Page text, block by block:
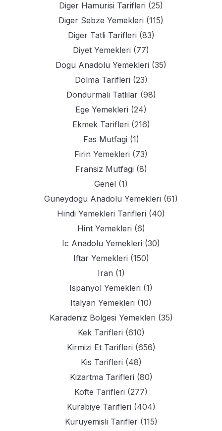
Diger Hamurisi Tarifleri (25)
Diger Sebze Yemekleri (115)
Diger Tatli Tarifleri (83)
Diyet Yemekleri (77)
Dogu Anadolu Yemekleri (35)
Dolma Tarifleri (23)
Dondurmali Tatlilar(98)
Ege Yemekleri (24)
Ekmek Tarifleri (216)
Fas Mutfagi (1)
Firin Yemekleri (73)
Fransiz Mutfagi (8)
Genel (1)
Guneydogu Anadolu Yemekleri (61)
Hindi Yemekleri Tarifleri (40)
Hint Yemekleri (6)
Ic Anadolu Yemekleri (30)
Iftar Yemekleri (150)
Iran (1)
Ispanyol Yemekleri (1)
Italyan Yemekleri (10)
Karadeniz Bolgesi Yemekleri (35)
Kek Tarifleri (610)
Kirmizi Et Tarifleri (656)
Kis Tarifleri (48)
Kizartma Tarifleri (80)
Kofte Tarifleri (277)
Kurabiye Tarifleri (404)
Kuruyemisli Tarifler(115)